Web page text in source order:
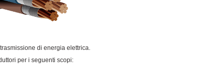
di energia elettrica.
per i seguenti scopi: